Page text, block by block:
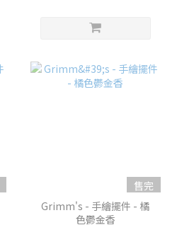
售完
Grimm's - 手繪擺件 - 橘
色鬱金香